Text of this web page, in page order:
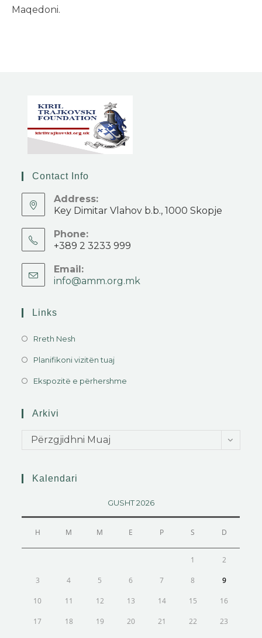
Maqedoni.
Contact Info
Address:
Key Dimitar Vlahov b.b., 1000 Skopje
Phone:
+389 2 3233 999
Email:
info@amm.org.mk
Links
Rreth Nesh
Planifikoni vizitën tuaj
Ekspozitë e përhershme
Arkivi
Përzgjidhni Muaj
Kalendari
GUSHT 2026
H M M E P S D
1 2
3 4 5 6 7 8 9
10 11 12 13 14 15 16
17 18 19 20 21 22 23